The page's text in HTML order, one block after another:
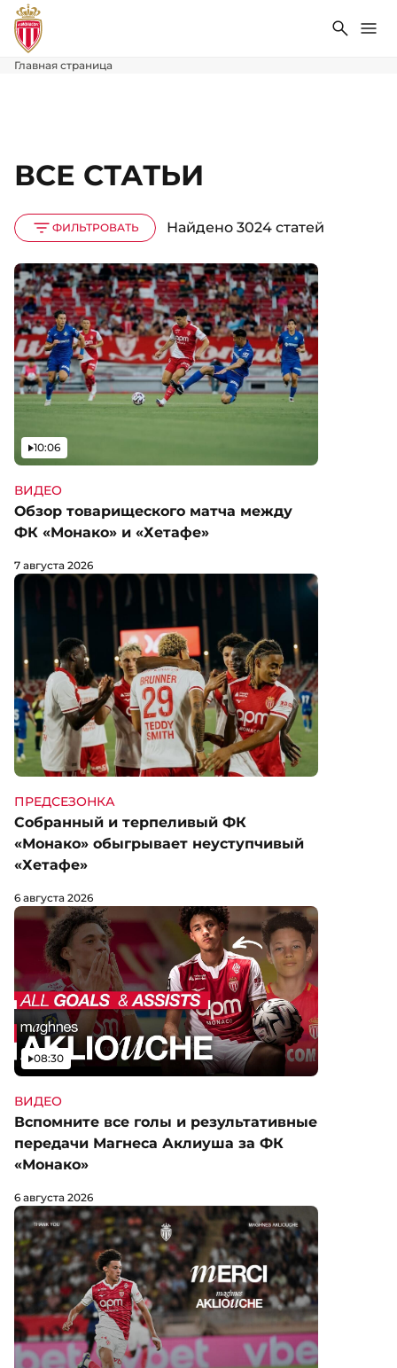
Поиск
Главная страница
ВСЕ СТАТЬИ
ФИЛЬТРОВАТЬ Найдено 3024 статей
ВИДЕО
Обзор товарищеского матча между
ФК «Монако» и «Хетафе»
Видео
10:06
7 августа 2026
ПРЕДСЕЗОНКА
Собранный и терпеливый ФК
«Монако» обыгрывает неуступчивый
«Хетафе»
6 августа 2026
ВИДЕО
Вспомните все голы и результативные
передачи Магнеса Аклиуша за ФК
«Монако»
Видео
08:30
6 августа 2026